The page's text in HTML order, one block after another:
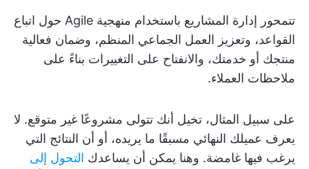
تتمحور إدارة المشاريع باستخدام منهجية Agile حول اتباع
القواعد، وتعزيز العمل الجماعي المنظم، وضمان فعالية
منتجك أو خدمتك، والانفتاح على التغييرات بناءً على
ملاحظات العملاء.
على سبيل المثال، تخيل أنك تتولى مشروعًا غير متوقع. لا
يعرف عميلك النهائي مسبقًا ما يريده، أو أن النتائج التي
يرغب فيها غامضة. وهنا يمكن أن يساعدك التحول إلى